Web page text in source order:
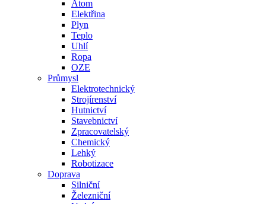
Atom
Elektřina
Plyn
Teplo
Uhlí
Ropa
OZE
Průmysl
Elektrotechnický
Strojírenství
Hutnictví
Stavebnictví
Zpracovatelský
Chemický
Lehký
Robotizace
Doprava
Silniční
Železniční